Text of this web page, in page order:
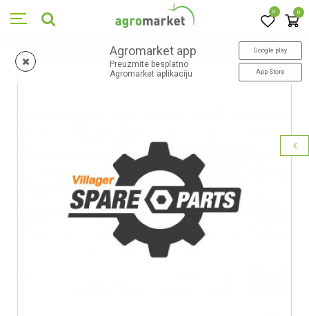
0 0
Agromarket app
Preuzmite besplatno
Agromarket aplikaciju
Google play
App Store